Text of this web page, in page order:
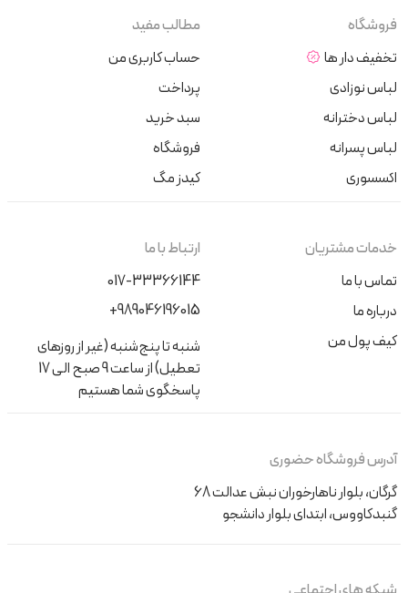
فروشگاه
تخفیف دار ها
لباس نوزادی
لباس دخترانه
لباس پسرانه
اکسسوری
مطالب مفید
حساب کاربری من
پرداخت
سبد خرید
فروشگاه
کیدز مگ
خدمات مشتریان
تماس با ما
درباره ما
کیف پول من
ارتباط با ما
017-33366144
+989046196015
شنبه تا پنج‌شنبه (غیر از روزهای
تعطیل) از ساعت 9 صبح الی 17
پاسخگوی شما هستیم
آدرس فروشگاه حضوری
گرگان، بلوار ناهارخوران نبش عدالت 68
گنبدکاووس، ابتدای بلوار دانشجو